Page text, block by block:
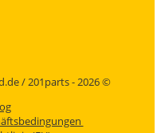
/ 201parts - 2026 ©